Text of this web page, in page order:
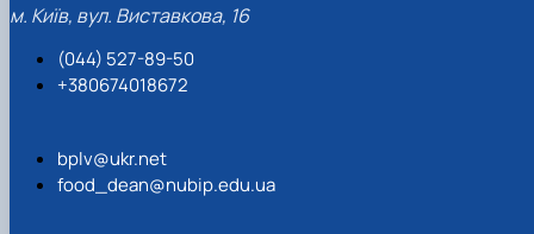
м. Київ, вул. Виставкова, 16
(044) 527-89-50
+380674018672
bplv@ukr.net
food_dean@nubip.edu.ua